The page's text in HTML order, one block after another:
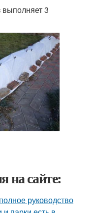
3
на сайте:
руководство